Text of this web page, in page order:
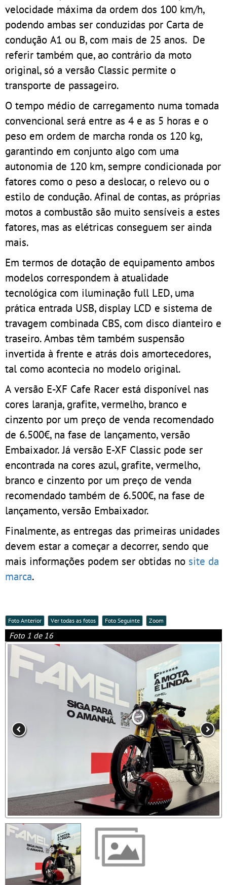
velocidade máxima da ordem dos 100 km/h,
podendo ambas ser conduzidas por Carta de
condução A1 ou B, com mais de 25 anos. De
referir também que, ao contrário da moto
original, só a versão Classic permite o
transporte de passageiro.
O tempo médio de carregamento numa tomada
convencional será entre as 4 e as 5 horas e o
peso em ordem de marcha ronda os 120 kg,
garantindo em conjunto algo com uma
autonomia de 120 km, sempre condicionada por
fatores como o peso a deslocar, o relevo ou o
estilo de condução. Afinal de contas, as próprias
motos a combustão são muito sensíveis a estes
fatores, mas as elétricas conseguem ser ainda
mais.
Em termos de dotação de equipamento ambos
modelos correspondem à atualidade
tecnológica com iluminação full LED, uma
prática entrada USB, display LCD e sistema de
travagem combinada CBS, com disco dianteiro e
traseiro. Ambas têm também suspensão
invertida à frente e atrás dois amortecedores,
tal como acontecia no modelo original.
A versão E-XF Cafe Racer está disponível nas
cores laranja, grafite, vermelho, branco e
cinzento por um preço de venda recomendado
de 6.500€, na fase de lançamento, versão
Embaixador. Já versão E-XF Classic pode ser
encontrada na cores azul, grafite, vermelho,
branco e cinzento por um preço de venda
recomendado também de 6.500€, na fase de
lançamento, versão Embaixador.
Finalmente, as entregas das primeiras unidades
devem estar a começar a decorrer, sendo que
mais informações podem ser obtidas no site da
marca.
Foto Anterior Ver todas as fotos Foto Seguinte Zoom
Foto 1 de 16